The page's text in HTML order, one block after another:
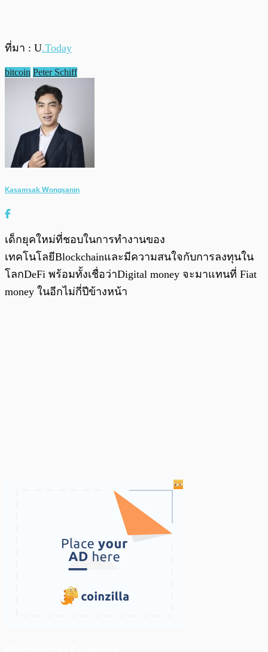
ที่มา : U.Today
bitcoin Peter Schiff
Kasamsak Wongsanin
เด็กยุคใหม่ที่ชอบในการทำงานของ
เทคโนโลยีBlockchainและมีความสนใจกับการลงทุนใน
โลกDeFi พร้อมทั้งเชื่อว่าDigital money จะมาแทนที่ Fiat
money ในอีกไม่กี่ปีข้างหน้า